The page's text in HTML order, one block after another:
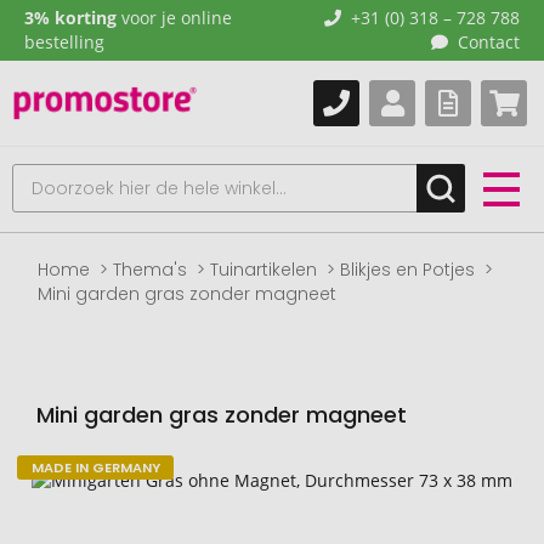
3% korting voor je online
bestelling
+31 (0) 318 – 728 788
Contact
Home Thema's Tuinartikelen
Blikjes en Potjes
Mini garden gras zonder magneet
Mini garden gras zonder magneet
Naar
MADE IN GERMANY